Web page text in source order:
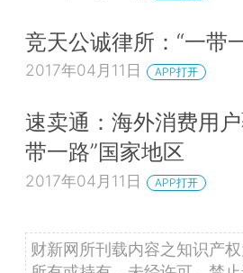
竞天公诚律所：“一带
2017年04月11日 APP打开
速卖通：海外消费用
带一路”国家地区
2017年04月11日 APP打开
财新网所刊载内容之知识产